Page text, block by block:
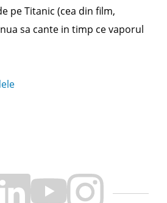
pe Titanic (cea din film,
sa cante in timp ce vaporul